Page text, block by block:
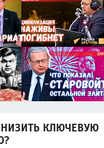
КЛЮЧЕВУЮ